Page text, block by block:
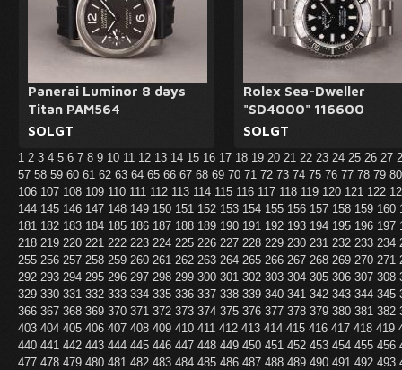
Panerai Luminor 8 days
Titan PAM564
SOLGT
Rolex Sea-Dweller
"SD4000" 116600
SOLGT
1 2 3 4 5 6 7 8 9 10 11 12 13 14 15 16 17 18 19 20 21 22 23 24 25 26 27
57 58 59 60 61 62 63 64 65 66 67 68 69 70 71 72 73 74 75 76 77 78 79
106 107 108 109 110 111 112 113 114 115 116 117 118 119 120 121 122
144 145 146 147 148 149 150 151 152 153 154 155 156 157 158 159 160
181 182 183 184 185 186 187 188 189 190 191 192 193 194 195 196 197
218 219 220 221 222 223 224 225 226 227 228 229 230 231 232 233 234
255 256 257 258 259 260 261 262 263 264 265 266 267 268 269 270 271
292 293 294 295 296 297 298 299 300 301 302 303 304 305 306 307 308
329 330 331 332 333 334 335 336 337 338 339 340 341 342 343 344 345
366 367 368 369 370 371 372 373 374 375 376 377 378 379 380 381 382
403 404 405 406 407 408 409 410 411 412 413 414 415 416 417 418 419
440 441 442 443 444 445 446 447 448 449 450 451 452 453 454 455 456
477 478 479 480 481 482 483 484 485 486 487 488 489 490 491 492 493